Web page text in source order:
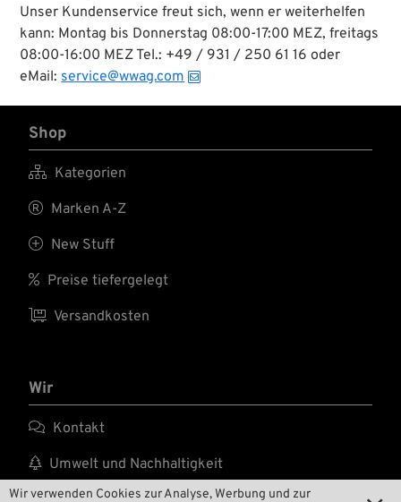
Wir verwenden Cookies zur Analyse, Werbung und zur
Unser Kundenservice freut sich, wenn er weiterhelfen
kann: Montag bis Donnerstag 08:00-17:00 MEZ, freitags
08:00-16:00 MEZ Tel.: +49 / 931 / 250 61 16 oder
eMail:service@wwag.com
Shop
 Kategorien
 Marken A-Z
 New Stuff
 Preise tiefergelegt
 Versandkosten
Wir
 Kontakt
 Umwelt und Nachhaltigkeit
